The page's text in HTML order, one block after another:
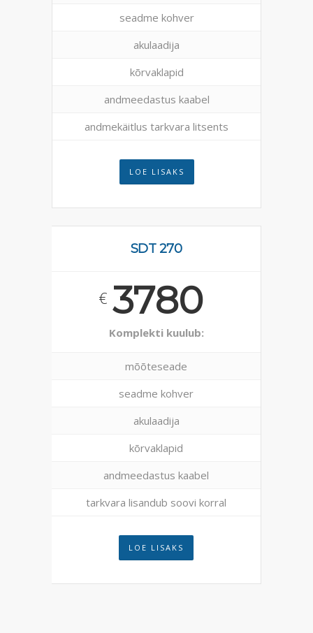
seadme kohver
akulaadija
kõrvaklapid
andmeedastus kaabel
andmekäitlus tarkvara litsents
LOE LISAKS
SDT 270
€3780
Komplekti kuulub:
mõõteseade
seadme kohver
akulaadija
kõrvaklapid
andmeedastus kaabel
tarkvara lisandub soovi korral
LOE LISAKS